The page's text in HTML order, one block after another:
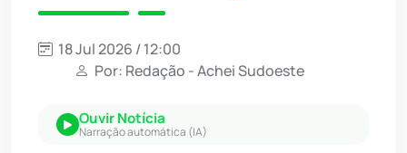
18 Jul 2026 / 12:00
Por: Redação - Achei Sudoeste
Ouvir Notícia
Narração automática (IA)